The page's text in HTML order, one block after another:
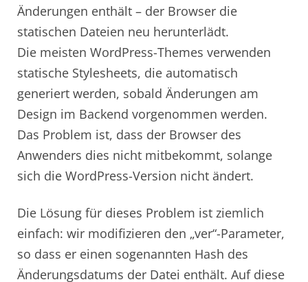
Änderungen enthält – der Browser die
statischen Dateien neu herunterlädt.
Die meisten WordPress-Themes verwenden
statische Stylesheets, die automatisch
generiert werden, sobald Änderungen am
Design im Backend vorgenommen werden.
Das Problem ist, dass der Browser des
Anwenders dies nicht mitbekommt, solange
sich die WordPress-Version nicht ändert.
Die Lösung für dieses Problem ist ziemlich
einfach: wir modifizieren den „ver“-Parameter,
so dass er einen sogenannten Hash des
Änderungsdatums der Datei enthält. Auf diese